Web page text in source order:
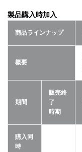
製品購入時加入
商品ラインナップ
概要
期間
販売終
了
時期
購入同
時